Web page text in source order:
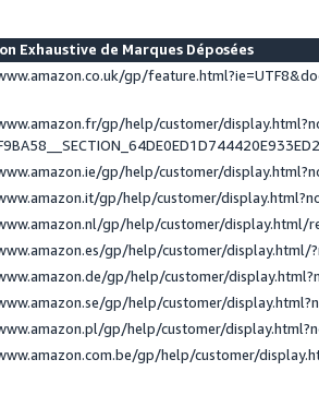
Exhaustive de Marques Déposées
gp/
gp/help/customer/
gp/help/customer/
gp/help/customer/
gp/help/customer/display.html/
gp/help/customer/display.html/
gp/help/customer/
gp/help/customer/
gp/help/customer/
gp/help/customer/